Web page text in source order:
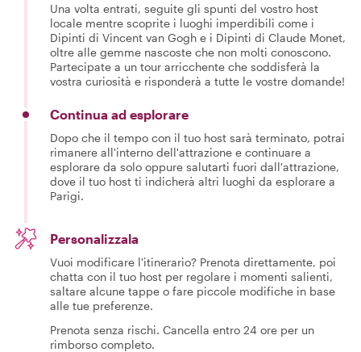
Una volta entrati, seguite gli spunti del vostro host
locale mentre scoprite i luoghi imperdibili come i
Dipinti di Vincent van Gogh e i Dipinti di Claude Monet,
oltre alle gemme nascoste che non molti conoscono.
Partecipate a un tour arricchente che soddisferà la
vostra curiosità e risponderà a tutte le vostre domande!
Continua ad esplorare
Dopo che il tempo con il tuo host sarà terminato, potrai
rimanere all'interno dell'attrazione e continuare a
esplorare da solo oppure salutarti fuori dall'attrazione,
dove il tuo host ti indicherà altri luoghi da esplorare a
Parigi.
Personalizzala
Vuoi modificare l'itinerario? Prenota direttamente, poi
chatta con il tuo host per regolare i momenti salienti,
saltare alcune tappe o fare piccole modifiche in base
alle tue preferenze.
Prenota senza rischi. Cancella entro 24 ore per un
rimborso completo.